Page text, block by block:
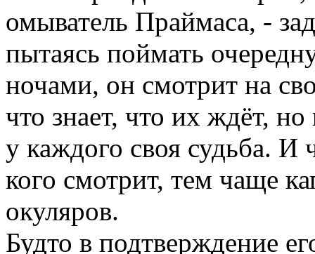
омыватель Праймаса, -
пытаясь поймать
ночами, он смотрит на
что знает, что их ждёт,
у каждого своя судьба.
кого смотрит, тем чаще
окуляров.
Будто в подтверждение